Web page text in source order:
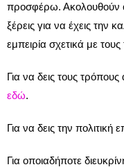
προσφέρω. Ακολουθούν
ξέρεις για να έχεις την
εμπειρία σχετικά με
Για να δεις τους
εδώ.
Για να δεις την
Για οποιαδήποτε